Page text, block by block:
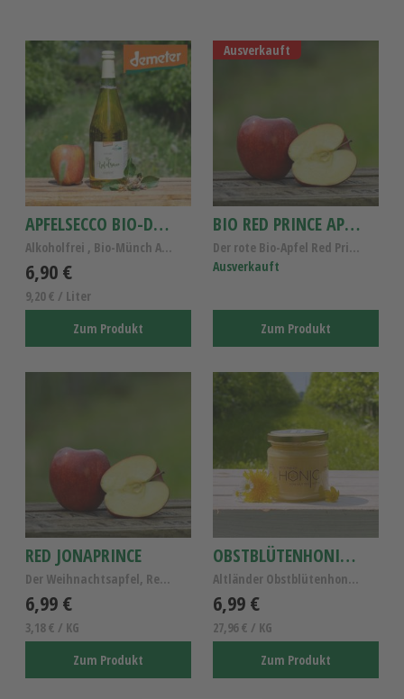
APFELSECCO BIO-DEMETER 0,75L
Alkoholfrei , Bio-Münch Apfelsecco
6,90 €
9,20 € / Liter
Zum Produkt
Ausverkauft
BIO RED PRINCE APFEL
Der rote Bio-Apfel Red Prince KL.I
Ausverkauft
Zum Produkt
RED JONAPRINCE
Der Weihnachtsapfel, Red Prince KL.I
6,99 €
3,18 € / KG
Zum Produkt
OBSTBLÜTENHONIG 250G
Altländer Obstblütenhonig, reiner Obstblütenhonig,...
6,99 €
27,96 € / KG
Zum Produkt